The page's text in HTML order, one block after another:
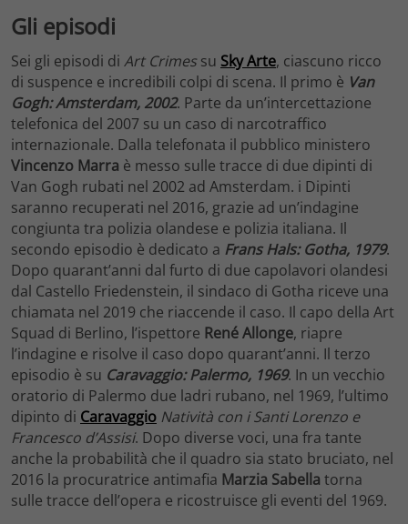
Gli episodi
Sei gli episodi di Art Crimes su Sky Arte, ciascuno ricco
di suspence e incredibili colpi di scena. Il primo è Van
Gogh: Amsterdam, 2002. Parte da un’intercettazione
telefonica del 2007 su un caso di narcotraffico
internazionale. Dalla telefonata il pubblico ministero
Vincenzo Marra è messo sulle tracce di due dipinti di
Van Gogh rubati nel 2002 ad Amsterdam. i Dipinti
saranno recuperati nel 2016, grazie ad un’indagine
congiunta tra polizia olandese e polizia italiana. Il
secondo episodio è dedicato a Frans Hals: Gotha, 1979.
Dopo quarant’anni dal furto di due capolavori olandesi
dal Castello Friedenstein, il sindaco di Gotha riceve una
chiamata nel 2019 che riaccende il caso. Il capo della Art
Squad di Berlino, l’ispettore René Allonge, riapre
l’indagine e risolve il caso dopo quarant’anni. Il terzo
episodio è su Caravaggio: Palermo, 1969. In un vecchio
oratorio di Palermo due ladri rubano, nel 1969, l’ultimo
dipinto di Caravaggio Natività con i Santi Lorenzo e
Francesco d’Assisi. Dopo diverse voci, una fra tante
anche la probabilità che il quadro sia stato bruciato, nel
2016 la procuratrice antimafia Marzia Sabella torna
sulle tracce dell’opera e ricostruisce gli eventi del 1969.